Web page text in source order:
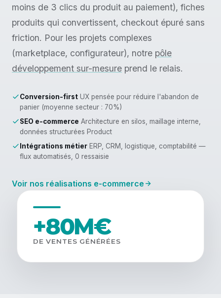
moins de 3 clics du produit au paiement), fiches
produits qui convertissent, checkout épuré sans
friction. Pour les projets complexes
(marketplace, configurateur), notre pôle
développement sur-mesure prend le relais.
Conversion-first UX pensée pour réduire l'abandon de
panier (moyenne secteur : 70%)
SEO e-commerce Architecture en silos, maillage interne,
données structurées Product
Intégrations métier ERP, CRM, logistique, comptabilité —
flux automatisés, 0 ressaisie
Voir nos réalisations e-commerce
+80M€
DE VENTES GÉNÉRÉES